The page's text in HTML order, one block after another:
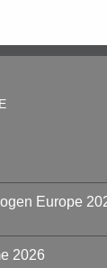
Europe
2026